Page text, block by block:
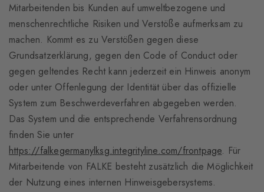
Mitarbeitenden bis Kunden auf umweltbezogene und
menschenrechtliche Risiken und Verstöße aufmerksam zu
machen. Kommt es zu Verstößen gegen diese
Grundsatzerklärung, gegen den Code of Conduct oder
gegen geltendes Recht kann jederzeit ein Hinweis anonym
oder unter Offenlegung der Identität über das offizielle
System zum Beschwerdeverfahren abgegeben werden.
Das System und die entsprechende Verfahrensordnung
finden Sie unter
https://falkegermanylksg.integrityline.com/frontpage. Für
Mitarbeitende von FALKE besteht zusätzlich die Möglichkeit
der Nutzung eines internen Hinweisgebersystems.